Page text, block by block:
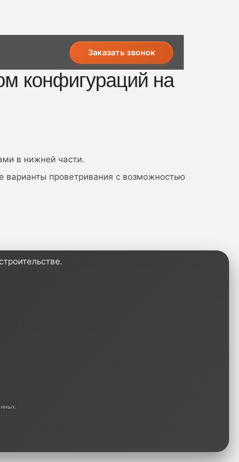
Заказать звонок
конфигураций на
в нижней части.
проветривания с возможностью
.